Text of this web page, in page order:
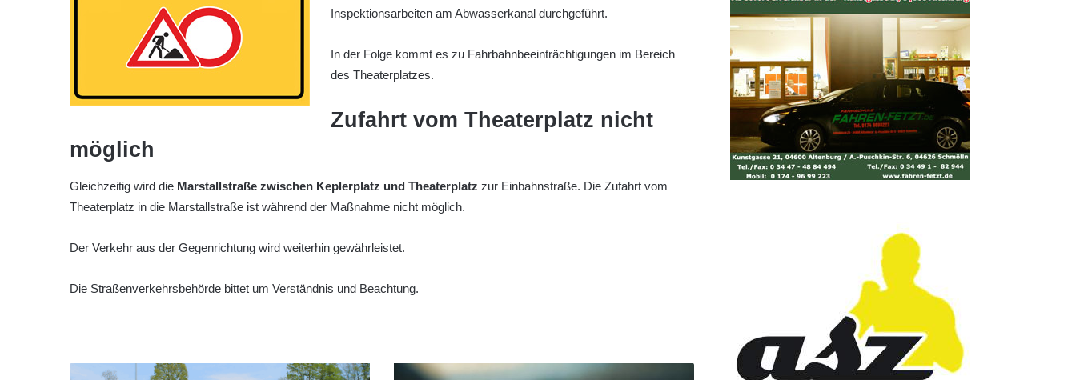
Inspektionsarbeiten am Abwasserkanal durchgeführt.
In der Folge kommt es zu Fahrbahnbeeinträchtigungen im Bereich
des Theaterplatzes.
Zufahrt vom Theaterplatz nicht
möglich
Gleichzeitig wird die Marstallstraße zwischen Keplerplatz und Theaterplatz zur Einbahnstraße. Die Zufahrt vom
Theaterplatz in die Marstallstraße ist während der Maßnahme nicht möglich.
Der Verkehr aus der Gegenrichtung wird weiterhin gewährleistet.
Die Straßenverkehrsbehörde bittet um Verständnis und Beachtung.